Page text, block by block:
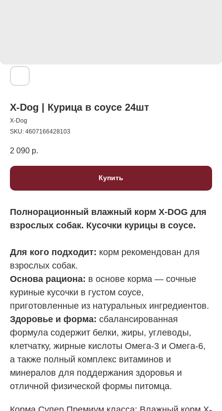
X-Dog | Курица в соусе 24шт
X-Dog
SKU: 4607166428103
2 090 р.
Купить
Полнорационный влажный корм X-DOG для
взрослых собак. Кусочки курицы в соусе.
Для кого подходит: корм рекомендован для
взрослых собак.
Основа рациона: в основе корма — сочные
куриные кусочки в густом соусе,
приготовленные из натуральных ингредиентов.
Здоровье и форма: сбалансированная
формула содержит белки, жиры, углеводы,
клетчатку, жирные кислоты Омега-3 и Омега-6,
а также полный комплекс витаминов и
минералов для поддержания здоровья и
отличной физической формы питомца.